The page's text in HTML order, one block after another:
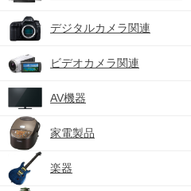
デジタルカメラ関連
ビデオカメラ関連
AV機器
家電製品
楽器